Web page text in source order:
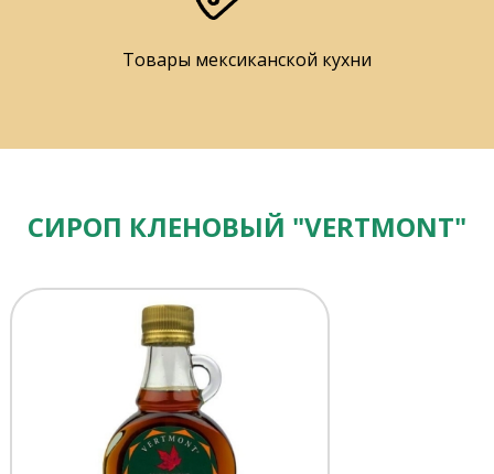
Товары мексиканской кухни
СИРОП КЛЕНОВЫЙ "VERTMONT"